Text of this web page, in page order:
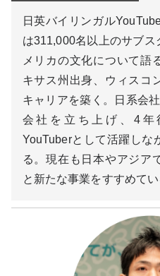
日英バイリンガル
は311,000名以上のサブ
メリカの文化について語
キサス州出身、ウィスコ
キャリアを築く。日系会
会社を立ち上げ、4年
YouTuberとして活躍しな
る。現在も日本やアジア
と新たな事業をすすめてい